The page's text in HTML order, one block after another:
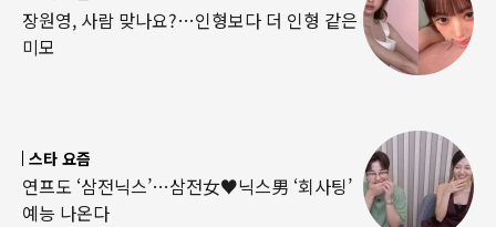
장원영, 사람 맞나요?…인형보다 더 인형 같은
미모
스타 요즘
연프도 ‘삼전닉스’…삼전女♥닉스男 ‘회사팅’
예능 나온다